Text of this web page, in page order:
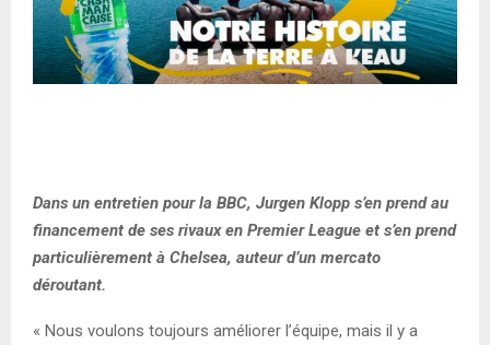
Dans un entretien pour la BBC, Jurgen Klopp s’en prend au
financement de ses rivaux en Premier League et s’en prend
particulièrement à Chelsea, auteur d’un mercato
déroutant.
« Nous voulons toujours améliorer l’équipe, mais il y a